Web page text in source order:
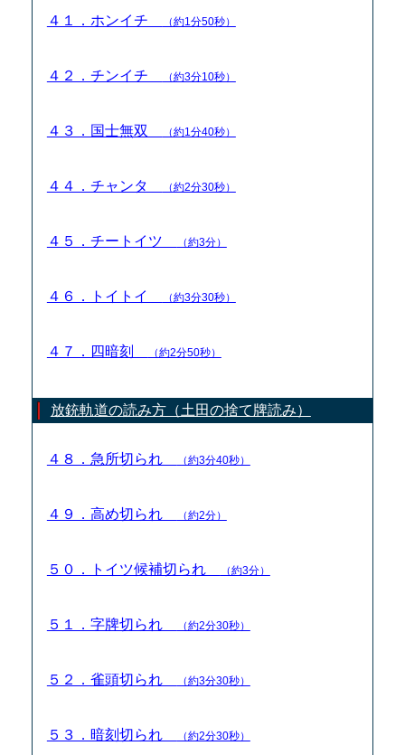
４１．ホンイチ （約1分50秒）
４２．チンイチ （約3分10秒）
４３．国士無双 （約1分40秒）
４４．チャンタ （約2分30秒）
４５．チートイツ （約3分）
４６．トイトイ （約3分30秒）
４７．四暗刻 （約2分50秒）
放銃軌道の読み方（土田の捨て牌読み）
４８．急所切られ （約3分40秒）
４９．高め切られ （約2分）
５０．トイツ候補切られ （約3分）
５１．字牌切られ （約2分30秒）
５２．雀頭切られ （約3分30秒）
５３．暗刻切られ （約2分30秒）